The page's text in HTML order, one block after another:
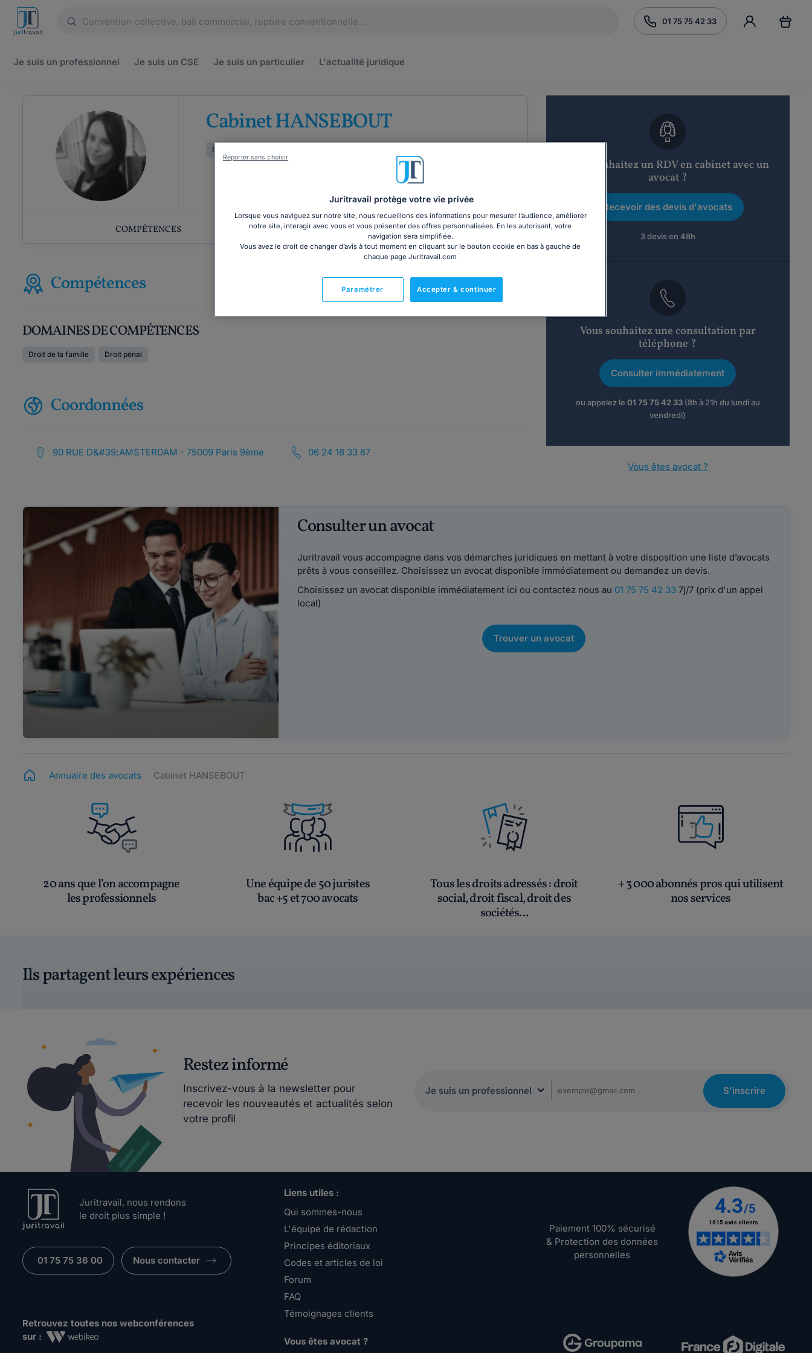
01 75 75 42 33
Je suis un professionnel Je suis un CSE Je suis un particulier L'actualité juridique
Cabinet HANSEBOUT
Droit pénal
COMPÉTENCES COORDONNÉES
Compétences
DOMAINES DE COMPÉTENCES
Droit de la famille Droit pénal
Coordonnées
90 RUE D&#39;AMSTERDAM - 75009 Paris 9ème 06 24 18 33 67
Vous souhaitez un RDV en cabinet avec un
avocat ?
Recevoir des devis d'avocats
3 devis en 48h
Vous souhaitez une consultation par
téléphone ?
Consulter immédiatement
ou appelez le 01 75 75 42 33(8h à 21h du lundi au
vendredi)
Vous êtes avocat ?
Consulter un avocat
Juritravail vous accompagne dans vos démarches juridiques en mettant à votre disposition une liste d’avocats
prêts à vous conseillez. Choisissez un avocat disponible immédiatement ou demandez un devis.
Choisissez un avocat disponible immédiatement ici ou contactez nous au 01 75 75 42 337j/7 (prix d'un appel
local)
Trouver un avocat
Annuaire des avocats Cabinet HANSEBOUT
20 ans que l’on accompagne
les professionnels
Une équipe de 50 juristes
bac +5 et 700 avocats
Tous les droits adressés: droit
social, droit fiscal, droit des
sociétés...
+ 3 000 abonnés pros qui utilisent
nos services
Ils partagent leurs expériences
Restez informé
Inscrivez-vous à la newsletter pour
recevoir les nouveautés et actualités selon
votre profil
S'inscrire
Juritravail, nous rendons
le droit plus simple !
01 75 75 36 00 Nous contacter
Retrouvez toutes nos webconférences
sur :
Liens utiles :
Qui sommes-nous
L'équipe de rédaction
Principes éditoriaux
Codes et articles de loi
Forum
FAQ
Témoignages clients
Vous êtes avocat ?
Paiement 100% sécurisé
& Protection des données
personnelles
Juritravail protège votre vie privée
Lorsque vous naviguez sur notre site, nous recueillons des informations pour mesurer l’audience, améliorer
notre site, interagir avec vous et vous présenter des offres personnalisées. En les autorisant, votre
navigation sera simplifiée.
Vous avez le droit de changer d’avis à tout moment en cliquant sur le bouton cookie en bas à gauche de
chaque page Juritravail.com
Accepter & continuer
Paramétrer
Reporter sans choisir